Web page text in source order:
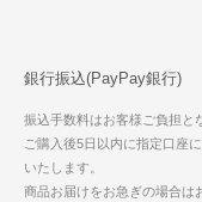
銀行振込(PayPay銀行)
振込手数料はお客様ご負担と
ご購入後5日以内に指定口座
いたします。
商品お届けをお急ぎの場合は